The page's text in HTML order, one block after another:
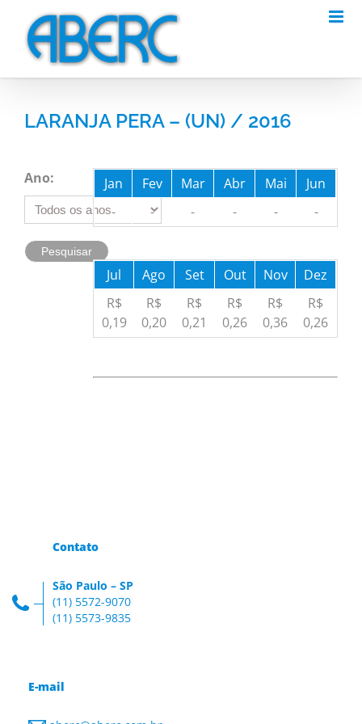
content
LARANJA PERA – (UN) / 2016
Ano: Jan Fev Mar Abr Mai
Jun
-
- - - - -
Jul Ago Set Out Nov
Dez
R$
0,19
R$
0,20
R$
0,21
R$
0,26
R$
0,36
R$
0,26
Contato
São Paulo – SP
(11) 5572-9070
(11) 5573-9835
E-mail